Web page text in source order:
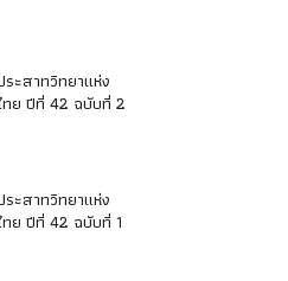
ระสาทวิทยาแห่ง
ทย ปีที่ 42 ฉบับที่ 2
ระสาทวิทยาแห่ง
ทย ปีที่ 42 ฉบับที่ 1